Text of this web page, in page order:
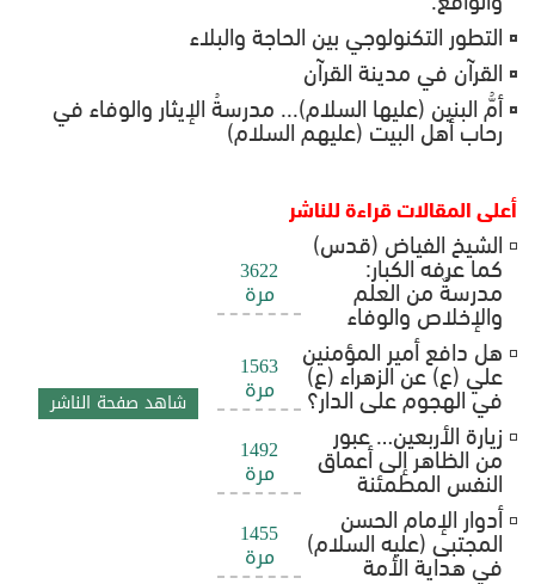
التطور التكنولوجي بين الحاجة والبلاء
القرآن في مدينة القرآن
أمُّ البنين (عليها السلام)... مدرسةُ الإيثار والوفاء في
رحاب أهل البيت (عليهم السلام)
أعلى المقالات قراءة للناشر
الشيخ الفياض (قدس)
كما عرفه الكبار:
مدرسةٌ من العلم
والإخلاص والوفاء
3622
مرة
هل دافع أمير المؤمنين
علي (ع) عن الزهراء (ع)
في الهجوم على الدار؟
1563
مرة
زيارة الأربعين… عبور
من الظاهر إلى أعماق
النفس المطمئنة
1492
مرة
أدوار الإمام الحسن
المجتبى (عليه السلام)
في هداية الأمة
1455
مرة
شاهد صفحة الناشر